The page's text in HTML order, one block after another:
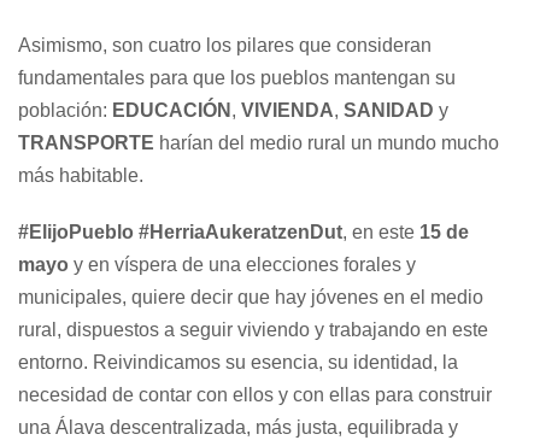
Asimismo, son cuatro los pilares que consideran
fundamentales para que los pueblos mantengan su
población: EDUCACIÓN , VIVIENDA, SANIDAD y
TRANSPORTE harían del medio rural un mundo mucho
más habitable.
#ElijoPueblo #HerriaAukeratzenDut, en este 15 de
mayo y en víspera de una elecciones forales y
municipales, quiere decir que hay jóvenes en el medio
rural, dispuestos a seguir viviendo y trabajando en este
entorno. Reivindicamos su esencia, su identidad, la
necesidad de contar con ellos y con ellas para construir
una Álava descentralizada, más justa, equilibrada y